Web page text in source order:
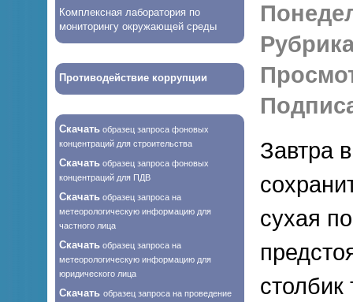
Комплексная лаборатория по
мониторингу окружающей среды
Противодействие коррупции
Скачать образец запроса фоновых
концентраций для строительства
Скачать образец запроса фоновых
концентраций для ПДВ
Скачать образец запроса на
метеорологическую информацию для
частного лица
Скачать образец запроса на
метеорологическую информацию для
юридического лица
Скачать образец запроса на проведение
Завтра
сухая